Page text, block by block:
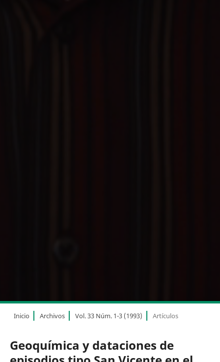
Inicio Archivos Vol. 33 Núm. 1-3 (1993) Artículos
Geoquímica y dataciones de